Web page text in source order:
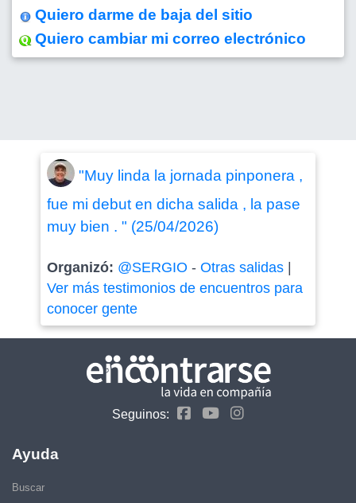
Quiero darme de baja del sitio
Quiero cambiar mi correo electrónico
"Muy linda la jornada pinponera ,
fue mi debut en dicha salida , la pase
muy bien . " (25/04/2026)
Organizó: @SERGIO - Otras salidas|
Ver más testimonios de encuentros para
conocer gente
Seguinos:
Ayuda
Buscar